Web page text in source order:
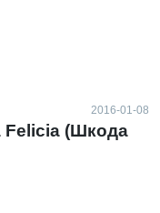
2016-01-08
Felicia (Шкода